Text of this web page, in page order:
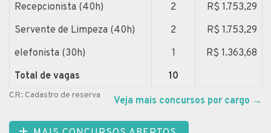
Recepcionista (40h)
2
R$ 1.753,29
Servente de Limpeza (40h)
2
R$ 1.753,29
elefonista (30h)
1
R$ 1.363,68
Total de vagas
10
CR: Cadastro de reserva Veja mais concursos por cargo →